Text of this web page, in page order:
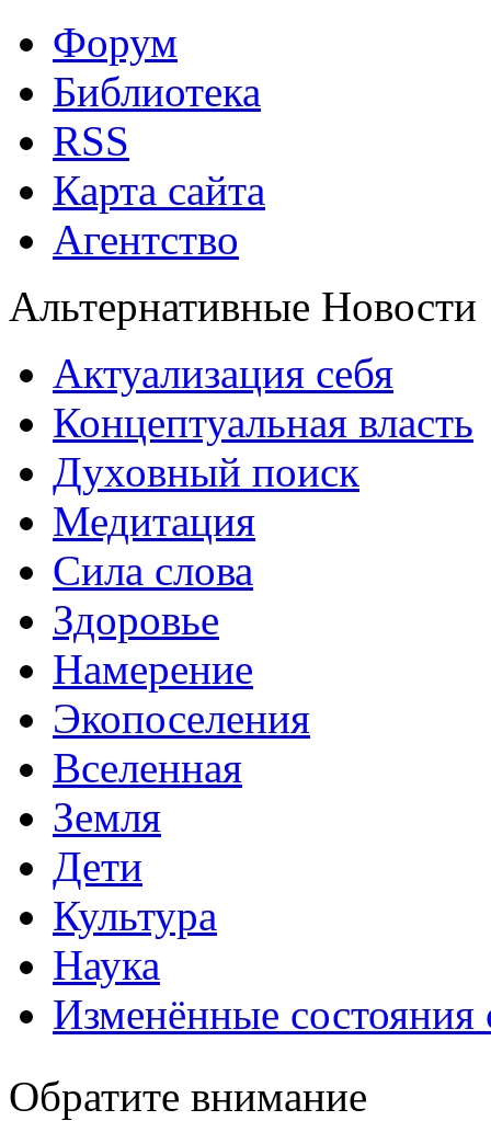
Форум
Библиотека
RSS
Карта сайта
Агентство
Альтернативные Новости
Актуализация себя
Концептуальная власть
Духовный поиск
Медитация
Сила слова
Здоровье
Намерение
Экопоселения
Вселенная
Земля
Дети
Культура
Наука
Изменённые состояния
Обратите внимание